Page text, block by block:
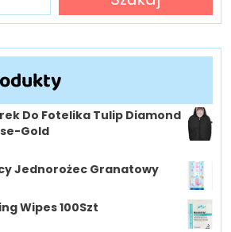
Do Fotelika Tulip Diamond
Gold
Jednorożec Granatowy
Wipes 100Szt